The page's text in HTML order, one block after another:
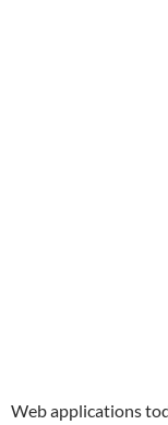
Web applications